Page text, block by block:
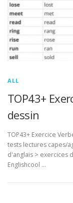
ALL
TOP43+
dessin
TOP43+ Exercice
tests lectures capes/
d'anglais > exercices
Englishcool …